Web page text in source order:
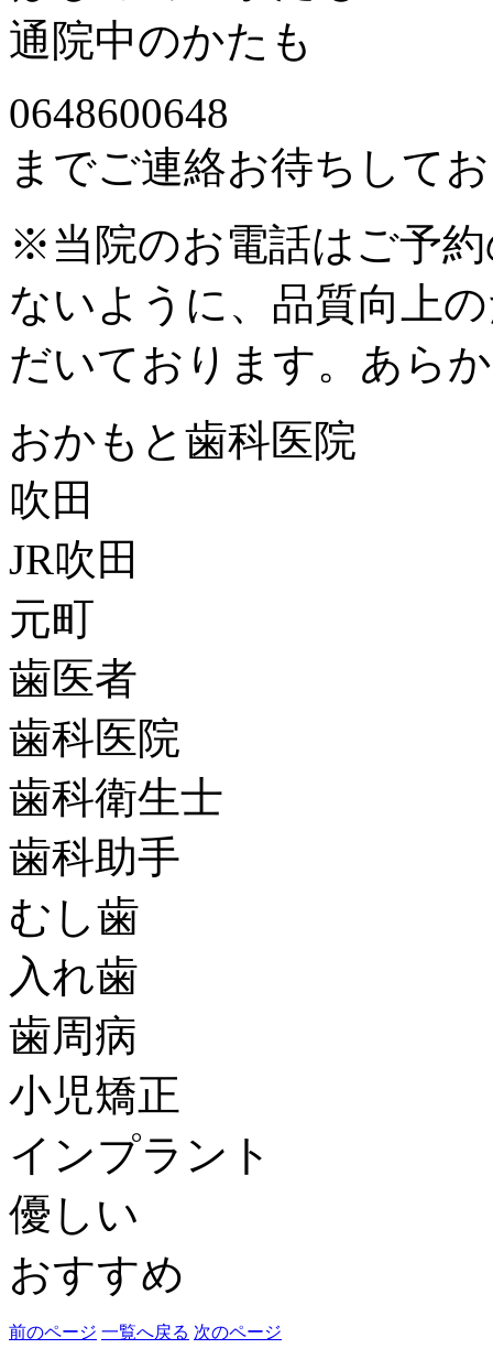
通院中のかたも
0648600648
までご連絡お待ちして
※当院のお電話はご予
ないように、品質向上
だいております。あら
おかもと歯科医院
吹田
JR吹田
元町
歯医者
歯科医院
歯科衛生士
歯科助手
むし歯
入れ歯
歯周病
小児矯正
インプラント
優しい
おすすめ
前のページ 一覧へ戻る 次のページ